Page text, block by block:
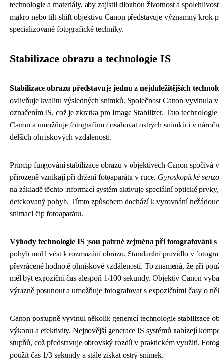
technologie a materiály, aby zajistil dlouhou životnost a
makro nebo tilt-shift objektivu Canon představuje významný krok
specializované fotografické techniky.
Stabilizace obrazu a technologie IS
Stabilizace obrazu představuje jednu z nejdůležitějších
ovlivňuje kvalitu výsledných snímků. Společnost Canon vyvinula
označením IS, což je zkratka pro Image Stabilizer. Tato
Canon a umožňuje fotografům dosahovat ostrých snímků i v
delších ohniskových vzdáleností.
Princip fungování stabilizace obrazu v objektivech Canon spočívá
přirozeně vznikají při držení fotoaparátu v ruce. Gyroskopické
na základě těchto informací systém aktivuje speciální optické
detekovaný pohyb. Tímto způsobem dochází k vyrovnání
snímací čip fotoaparátu.
Výhody technologie IS jsou patrné zejména při fotografování s
pohyb mohl vést k rozmazání obrazu. Standardní pravidlo v
převrácené hodnotě ohniskové vzdálenosti. To znamená, že při
měl být expoziční čas alespoň 1/100 sekundy. Objektiv Canon
výrazně posunout a umožňuje fotografovat s expozičními časy o
Canon postupně vyvinul několik generací technologie stabilizace
výkonu a efektivity. Nejnovější generace IS systémů nabízejí
stupňů, což představuje obrovský rozdíl v praktickém využití.
použít čas 1/3 sekundy a stále získat ostrý snímek.